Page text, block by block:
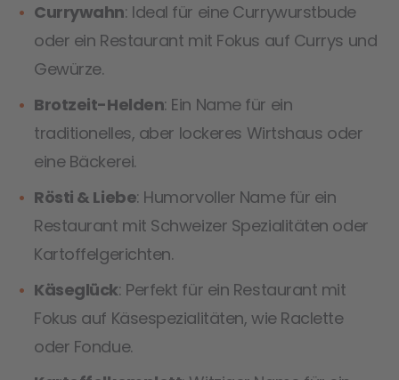
Currywahn: Ideal für eine Currywurstbude
oder ein Restaurant mit Fokus auf Currys und
Gewürze.
Brotzeit-Helden: Ein Name für ein
traditionelles, aber lockeres Wirtshaus oder
eine Bäckerei.
Rösti & Liebe: Humorvoller Name für ein
Restaurant mit Schweizer Spezialitäten oder
Kartoffelgerichten.
Käseglück: Perfekt für ein Restaurant mit
Fokus auf Käsespezialitäten, wie Raclette
oder Fondue.